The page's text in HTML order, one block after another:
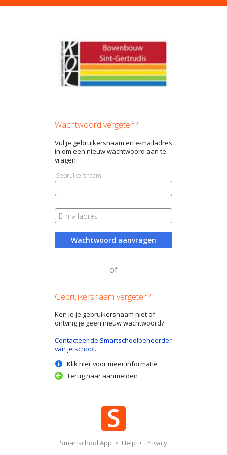
Wachtwoord vergeten?
Vul je gebruikersnaam en e-mailadres
in om een nieuw wachtwoord aan te
vragen.
Gebruikersnaam
E-mailadres
Wachtwoord aanvragen
of
Gebruikersnaam vergeten?
Ken je je gebruikersnaam niet of
ontving je geen nieuw wachtwoord?
Contacteer de Smartschoolbeheerder
van je school.
Klik hier voor meer informatie
Terug naar aanmelden
Smartschool App • Help • Privacy